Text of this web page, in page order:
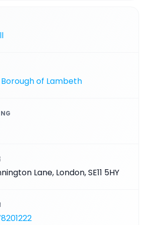
of Lambeth
Lane, London, SE11 5HY